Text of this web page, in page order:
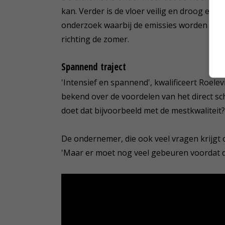
kan. Verder is de vloer veilig en droog en
onderzoek waarbij de emissies worden
richting de zomer.
Spannend traject
'Intensief en spannend', kwalificeert
bekend over de voordelen van het direct
doet dat bijvoorbeeld met de
De ondernemer, die ook veel vragen
'Maar er moet nog veel gebeuren voordat